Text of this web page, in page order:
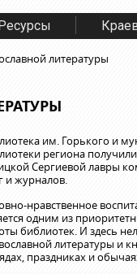
литературы
им. Горького и
региона
Сергиевой лавры
и журналов.
нравственное
одним из
библиотек. И здесь
литературы и
праздниках и